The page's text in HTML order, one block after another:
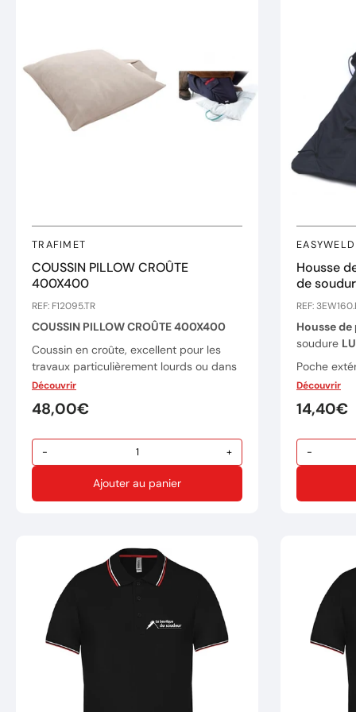
TRAFIMET
COUSSIN PILLOW CROÛTE
400X400
REF: F12095.TR
COUSSIN PILLOW CROÛTE 400X400
Coussin en croûte, excellent pour les
travaux particulièrement lourds ou dans
lesquels il faut s'agenouiller.
Marque: TRAFIMET
Découvrir
48,00€
- +
Ajouter au panier
EASYWELD
Housse
de
REF:
Housse
soudure
Poche
Feutrage
Serrage
Marque :
Découvrir
14,40€
-